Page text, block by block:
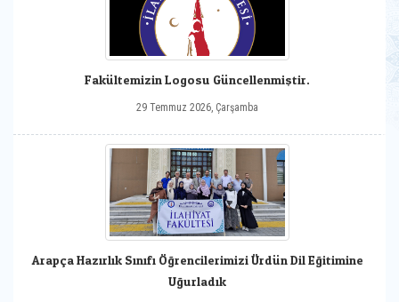
Fakültemizin Logosu Güncellenmiştir.
29 Temmuz 2026, Çarşamba
Arapça Hazırlık Sınıfı Öğrencilerimizi Ürdün Dil Eğitimine
Uğurladık